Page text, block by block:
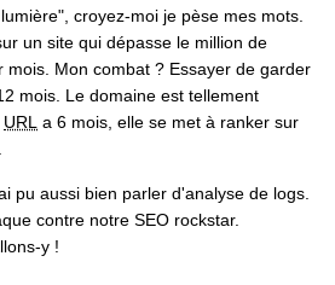
croyez-moi je pèse mes mots.
un site qui dépasse le million de
mois. Mon combat ? Essayer de garder
mois. Le domaine est tellement
URL a 6 mois, elle se met à ranker sur
pu aussi bien parler d'analyse de logs.
contre notre SEO rockstar.
y !